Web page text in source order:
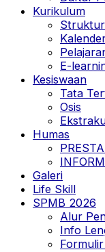
Kurikulum
E-
Kesiswaan
Tata
Osis
Humas
Galeri
Life Skill
SPMB 2026
Alur
Info